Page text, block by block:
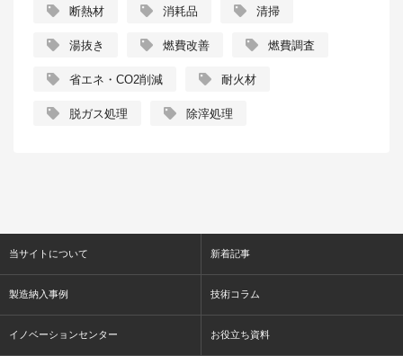
断熱材 消耗品 清掃
湯抜き 燃費改善 燃費調査
省エネ・CO2削減 耐火材
脱ガス処理 除滓処理
当サイトについて 新着記事
製造納入事例 技術コラム
イノベーションセンター お役立ち資料